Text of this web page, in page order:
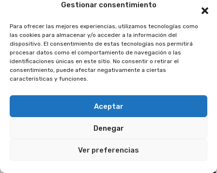
Gestionar consentimiento
Para ofrecer las mejores experiencias, utilizamos tecnologías como
las cookies para almacenar y/o acceder a la información del
dispositivo. El consentimiento de estas tecnologías nos permitirá
procesar datos como el comportamiento de navegación o las
identificaciones únicas en este sitio. No consentir o retirar el
consentimiento, puede afectar negativamente a ciertas
características y funciones.
Aceptar
Denegar
Ver preferencias
Karine Bramer
Episode 49
Larae Sousa
Episode 48